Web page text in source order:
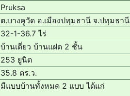
Pruksa
ต.บางคูวัด อ.เมืองปทุมธานี จ.ปทุมธานี
32-1-36.7 ไร่
บ้านเดี่ยว บ้านแฝด 2 ชั้น
253 ยูนิต
35.8 ตร.ว.
มีแบบบ้านทั้งหมด 2 แบบ ได้แก่